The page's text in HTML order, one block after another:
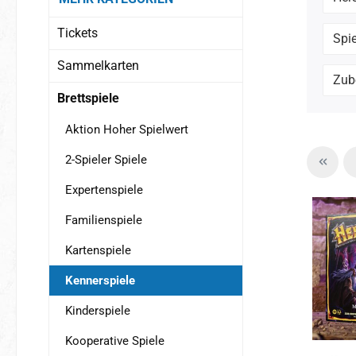
Tickets
Sammelkarten
Brettspiele
Aktion Hoher Spielwert
2-Spieler Spiele
Expertenspiele
Familienspiele
Kartenspiele
Kennerspiele
Kinderspiele
Kooperative Spiele